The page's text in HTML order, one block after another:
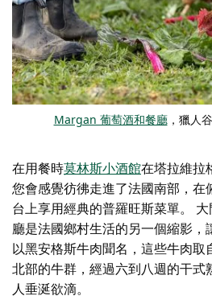
Margan 葡萄酒和餐廳，獵人
在用餐時莫林斯小酒館在塔拉維拉
您會感覺彷彿走進了法國南部，在
台上享用經典的普羅旺斯菜單。
大
廳是法國鄉村生活的另一個縮影
以黑安格斯牛肉聞名，這些牛肉取
北部的牛群，經過六到八週的干式
人垂涎欲滴。